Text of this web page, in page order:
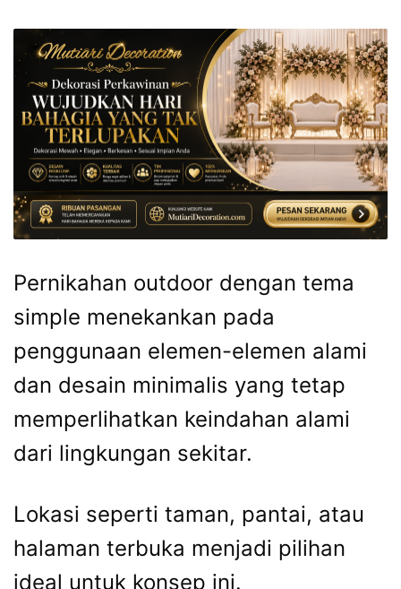
Pernikahan outdoor dengan tema
simple menekankan pada
penggunaan elemen-elemen alami
dan desain minimalis yang tetap
memperlihatkan keindahan alami
dari lingkungan sekitar.
Lokasi seperti taman, pantai, atau
halaman terbuka menjadi pilihan
ideal untuk konsep ini.